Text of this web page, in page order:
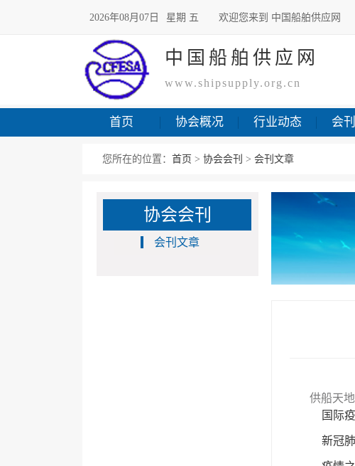
2026年08月07日 星期 五 欢迎您来到 中国船舶供应网
中国船舶供应网
www.shipsupply.org.cn
首页 协会概况 行业动态 会
您所在的位置： 首页 > 协会会刊 > 会刊文章
协会会刊
会刊文章
供船天地
国际
新冠